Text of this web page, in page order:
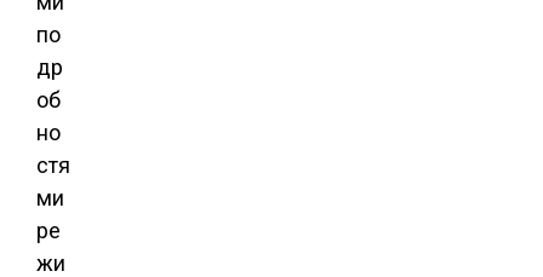
по
др
об
но
стя
ми
ре
жи